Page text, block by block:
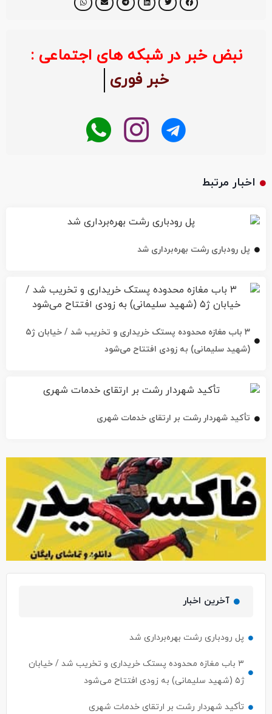
نبض خبر در شبکه های اجتماعی :
خبر فوری
اخبار مرتبط
پل رودباری رشت بهره‌برداری شد
۳ باب مغازه محدوده پستک خریداری و تخریب شد / خیابان ژ۵
(شهید سلیمانی) به زودی افتتاح می‌شود
تأکید شهردار رشت بر ارتقای خدمات شهری
آخرین اخبار
پل رودباری رشت بهره‌برداری شد
۳ باب مغازه محدوده پستک خریداری و تخریب شد / خیابان
ژ۵ (شهید سلیمانی) به زودی افتتاح می‌شود
تأکید شهردار رشت بر ارتقای خدمات شهری